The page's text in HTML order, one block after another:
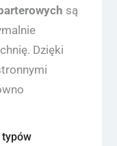
są
Dzięki
typów